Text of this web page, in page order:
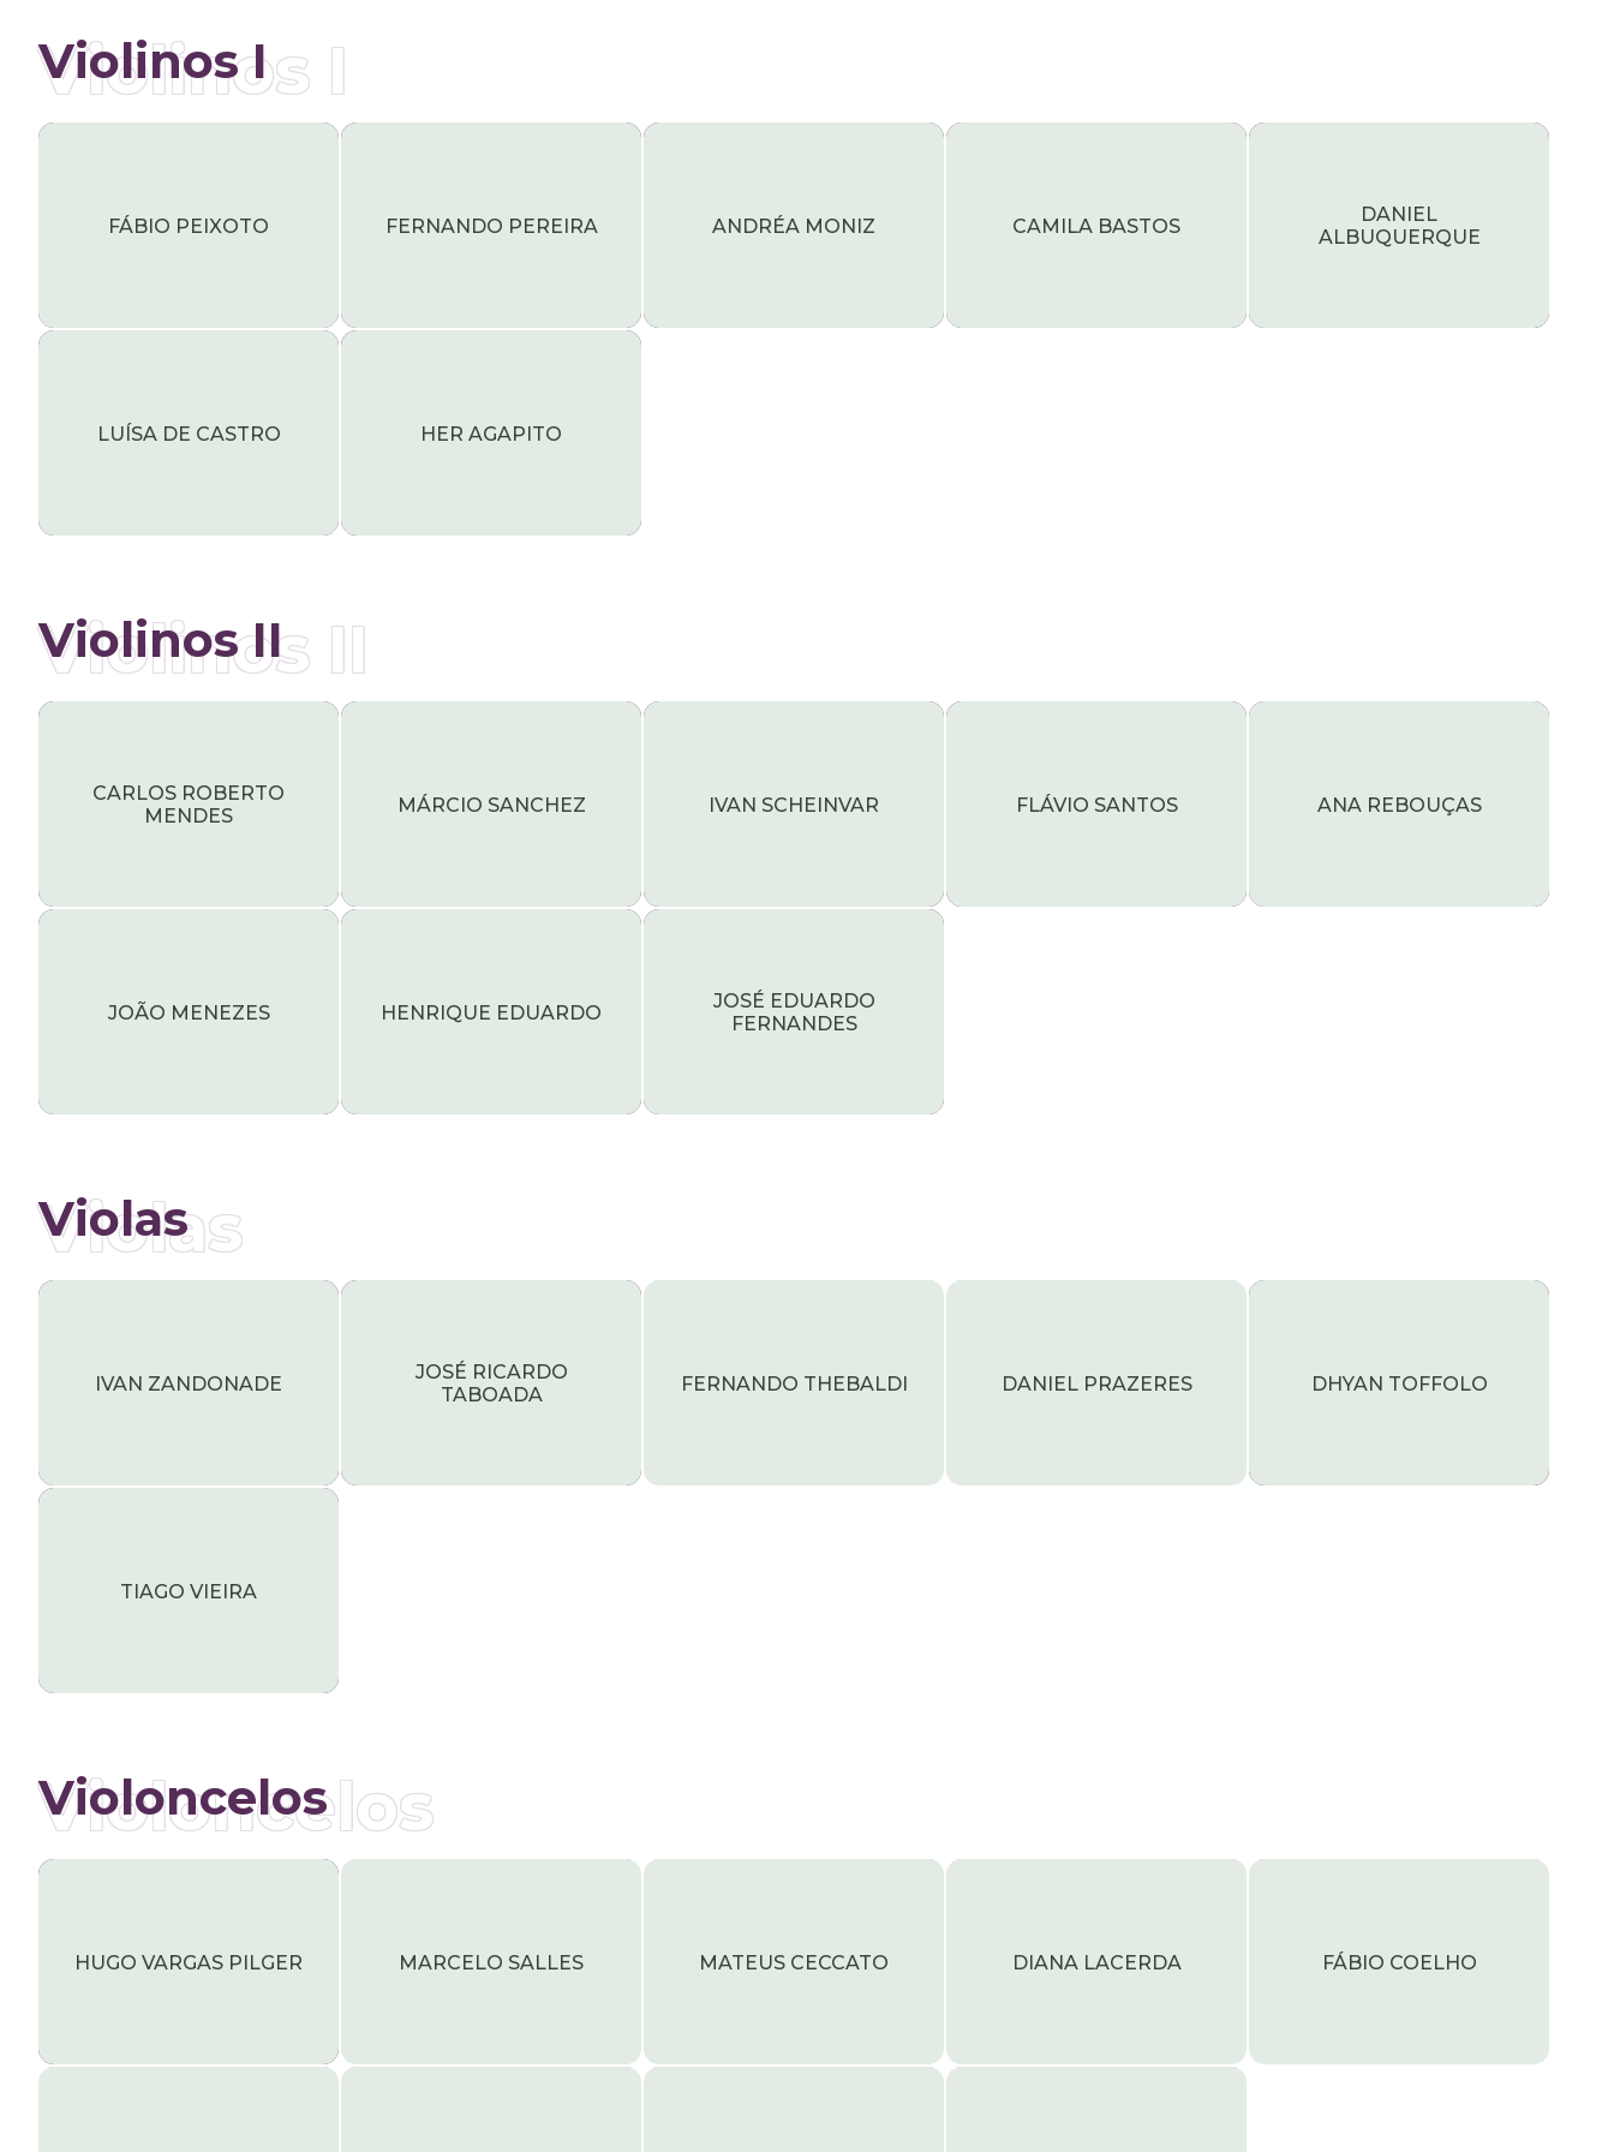
Violinos I
Violinos I
FÁBIO PEIXOTO FERNANDO PEREIRA ANDRÉA MONIZ CAMILA BASTOS
DANIEL
ALBUQUERQUE
LUÍSA DE CASTRO HER AGAPITO
Violinos II
Violinos II
CARLOS ROBERTO
MENDES
MÁRCIO SANCHEZ IVAN SCHEINVAR FLÁVIO SANTOS ANA REBOUÇAS
JOÃO MENEZES HENRIQUE EDUARDO
JOSÉ EDUARDO
FERNANDES
Violas
Violas
IVAN ZANDONADE
JOSÉ RICARDO
TABOADA
FERNANDO THEBALDI DANIEL PRAZERES DHYAN TOFFOLO
TIAGO VIEIRA
Violoncelos
Violoncelos
HUGO VARGAS PILGER MARCELO SALLES MATEUS CECCATO DIANA LACERDA FÁBIO COELHO